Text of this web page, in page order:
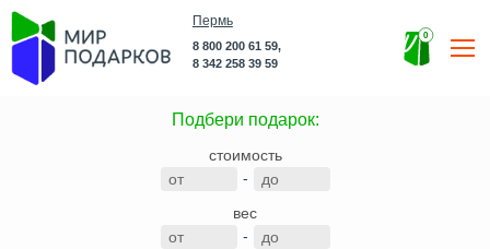
0
Пермь
8 800 200 61 59,
8 342 258 39 59
Подбери подарок:
стоимость
-
вес
-